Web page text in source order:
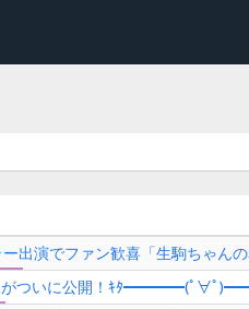
出演でファン歓喜「生駒ちゃんの
像がついに公開！ｷﾀ━━━━(ﾟ∀ﾟ